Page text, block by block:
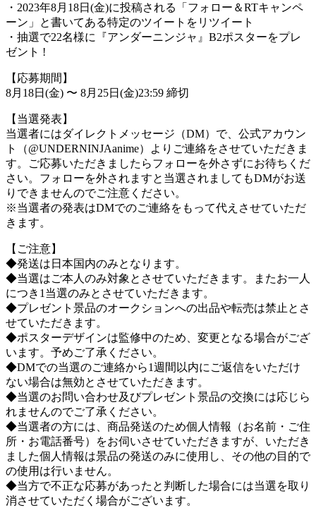
・2023年8月18日(金)に投稿される「フォロー＆RTキャンペ
ーン」と書いてある特定のツイートをリツイート
・抽選で22名様に『アンダーニンジャ』B2ポスターをプレ
ゼント !
【応募期間】
8月18日(金) 〜 8月25日(金)23:59 締切
【当選発表】
当選者にはダイレクトメッセージ（DM）で、公式アカウン
ト（@UNDERNINJAanime）よりご連絡をさせていただきま
す。ご応募いただきましたらフォローを外さずにお待ちくだ
さい。フォローを外されますと当選されましてもDMがお送
りできませんのでご注意ください。
※当選者の発表はDMでのご連絡をもって代えさせていただ
きます。
【ご注意】
◆発送は日本国内のみとなります。
◆当選はご本人のみ対象とさせていただきます。またお一人
につき1当選のみとさせていただきます。
◆プレゼント景品のオークションへの出品や転売は禁止とさ
せていただきます。
◆ポスターデザインは監修中のため、変更となる場合がござ
います。予めご了承ください。
◆DMでの当選のご連絡から1週間以内にご返信をいただけ
ない場合は無効とさせていただきます。
◆当選のお問い合わせ及びプレゼント景品の交換には応じら
れませんのでご了承ください。
◆当選者の方には、商品発送のため個人情報（お名前・ご住
所・お電話番号）をお伺いさせていただきますが、いただき
ました個人情報は景品の発送のみに使用し、その他の目的で
の使用は行いません。
◆当方で不正な応募があったと判断した場合には当選を取り
消させていただく場合がございます。